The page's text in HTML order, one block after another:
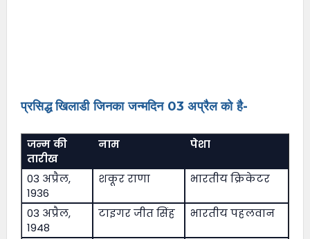
प्रसिद्ध खिलाडी जिनका जन्मदिन 03 अप्रैल को है-
जन्म की
तारीख
नाम पेशा
03 अप्रैल,
1936
शकूर राणा भारतीय क्रिकेटर
03 अप्रैल,
1948
टाइगर जीत सिंह भारतीय पहलवान